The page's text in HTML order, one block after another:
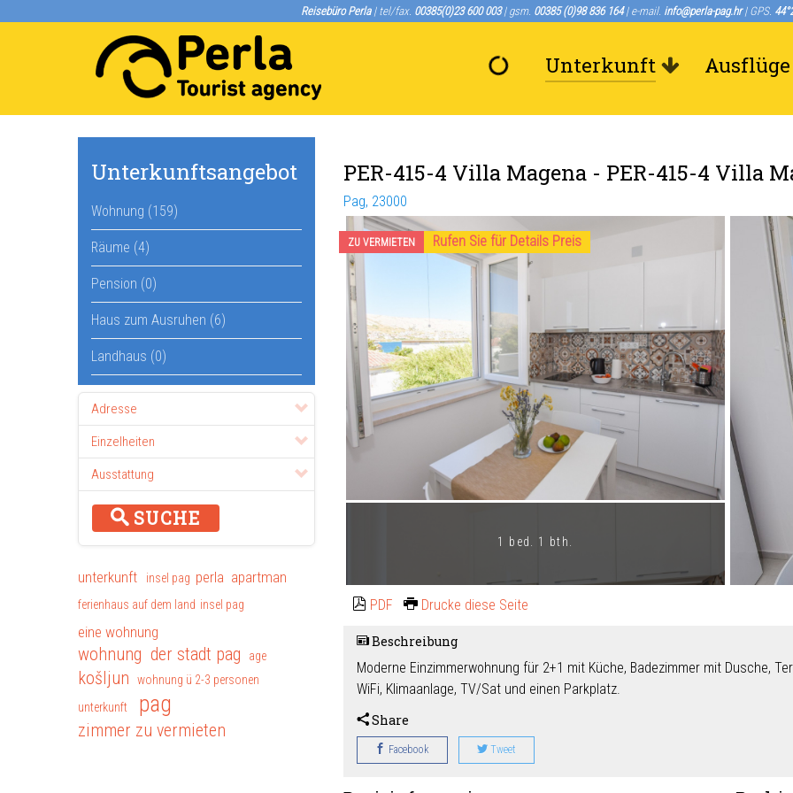
Reisebüro Perla| tel/fax. 00385(0)23 600 003| gsm. 00385 (0)98 836 164| e-mail. info@perla-pag.hr| GPS.
Unterkunft Ausflüge
Unterkunftsangebot
Wohnung (159)
Räume (4)
Pension (0)
Haus zum Ausruhen (6)
Landhaus (0)
Adresse
Einzelheiten
Ausstattung
SUCHE
unterkunft insel pag perla apartman
ferienhaus auf dem land insel pag
eine wohnung
wohnung der stadt pag age
košljun
wohnung ü 2-3 personen
unterkunft
pag
zimmer zu vermieten
PER-415-4 Villa Magena - PER-415-4 Villa
Pag, 23000
1 bed. 1 bth.
ZU VERMIETEN Rufen Sie für Details Preis
PDF Drucke diese Seite
Beschreibung
Moderne Einzimmerwohnung für 2+1 mit Küche, Badezimmer mit Dusche,
WiFi, Klimaanlage, TV/Sat und einen Parkplatz.
Share
Facebook Tweet